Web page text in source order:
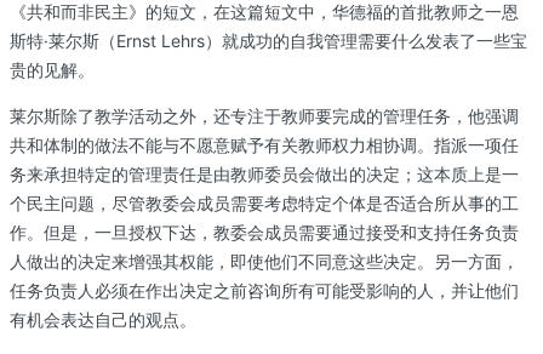
《共和而非民主》的短文，在这篇短文中，华德福的首批教师之一恩
斯特·莱尔斯（Ernst Lehrs）就成功的自我管理需要什么发表了一些宝
贵的见解。
莱尔斯除了教学活动之外，还专注于教师要完成的管理任务，他强调
共和体制的做法不能与不愿意赋予有关教师权力相协调。指派一项任
务来承担特定的管理责任是由教师委员会做出的决定；这本质上是一
个民主问题，尽管教委会成员需要考虑特定个体是否适合所从事的工
作。但是，一旦授权下达，教委会成员需要通过接受和支持任务负责
人做出的决定来增强其权能，即使他们不同意这些决定。另一方面，
任务负责人必须在作出决定之前咨询所有可能受影响的人，并让他们
有机会表达自己的观点。